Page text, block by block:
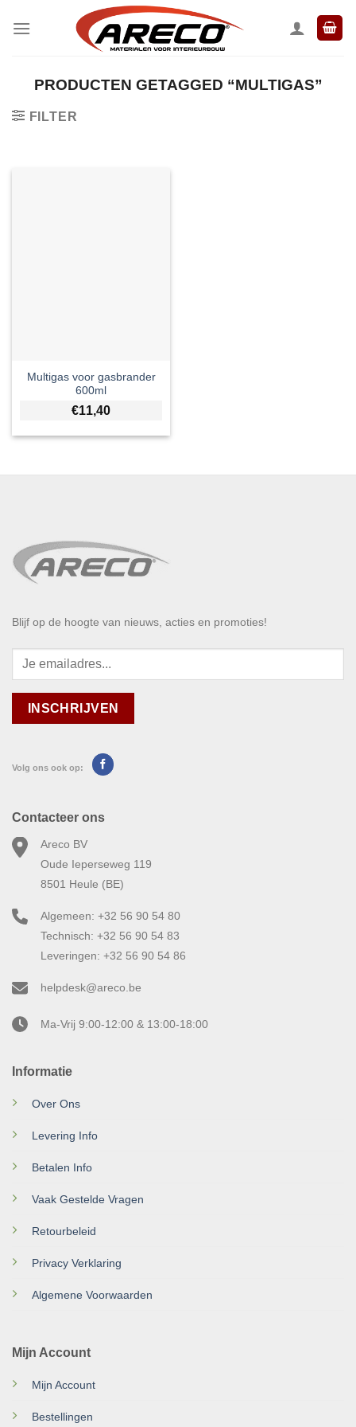
naar
PRODUCTEN GETAGGED “MULTIGAS”
FILTER
Multigas voor gasbrander
600ml
€11,40
Blijf op de hoogte van nieuws, acties en promoties!
Volg ons ook op:
Informatie
Over Ons
Levering Info
Betalen Info
Vaak Gestelde Vragen
Retourbeleid
Privacy Verklaring
Algemene Voorwaarden
Mijn Account
Mijn Account
Bestellingen
Contacteer ons
Areco BV
Oude Ieperseweg 119
8501 Heule (BE)
Algemeen: +32 56 90 54 80
Technisch: +32 56 90 54 83
Leveringen: +32 56 90 54 86
helpdesk@areco.be
Ma-Vrij 9:00-12:00 & 13:00-18:00